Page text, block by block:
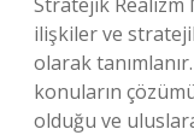
ilişkiler ve
olarak
konuların
olduğu ve